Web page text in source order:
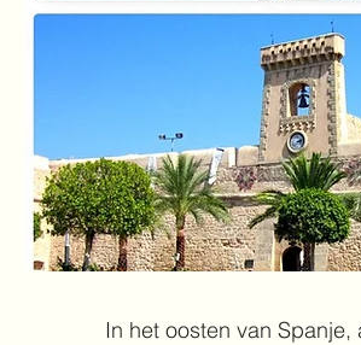
In het oosten van